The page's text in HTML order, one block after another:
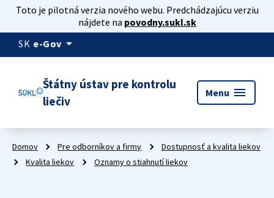
Toto je pilotná verzia nového webu. Predchádzajúcu verziu
nájdete na povodny.sukl.sk
SK e-Gov arrow_drop_down
Štátny ústav pre kontrolu
liečiv
Menu menu
Domov Pre odborníkov a firmy
Dostupnosť a kvalita liekov
Kvalita liekov
Oznamy o stiahnutí liekov